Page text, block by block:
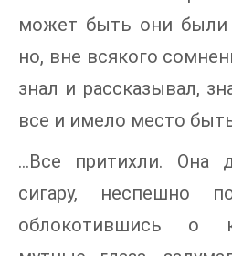
может быть они
но, вне всякого
знал и рассказывал,
все и имело место
…Все притихли. Она
сигару, неспешно
облокотившись о